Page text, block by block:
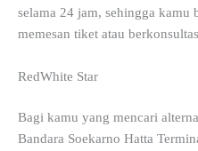
selama 24 jam, sehingga kamu
memesan tiket atau
RedWhite Star
Bagi kamu yang mencari
Bandara Soekarno Hatta